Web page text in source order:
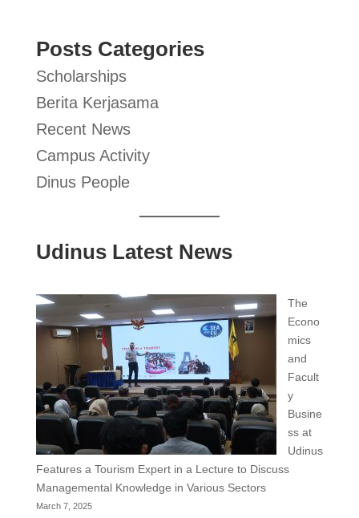
Posts Categories
Scholarships
Berita Kerjasama
Recent News
Campus Activity
Dinus People
Udinus Latest News
The
Econo
mics
and
Facult
y
Busine
ss at
Udinus
Features a Tourism Expert in a Lecture to Discuss
Managemental Knowledge in Various Sectors
March 7, 2025